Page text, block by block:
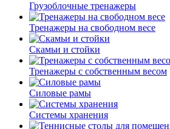
Грузоблочные тренажеры
Тренажеры на свободном весе
Скамьи и стойки
Тренажеры с собственным весом
Силовые рамы
Системы хранения